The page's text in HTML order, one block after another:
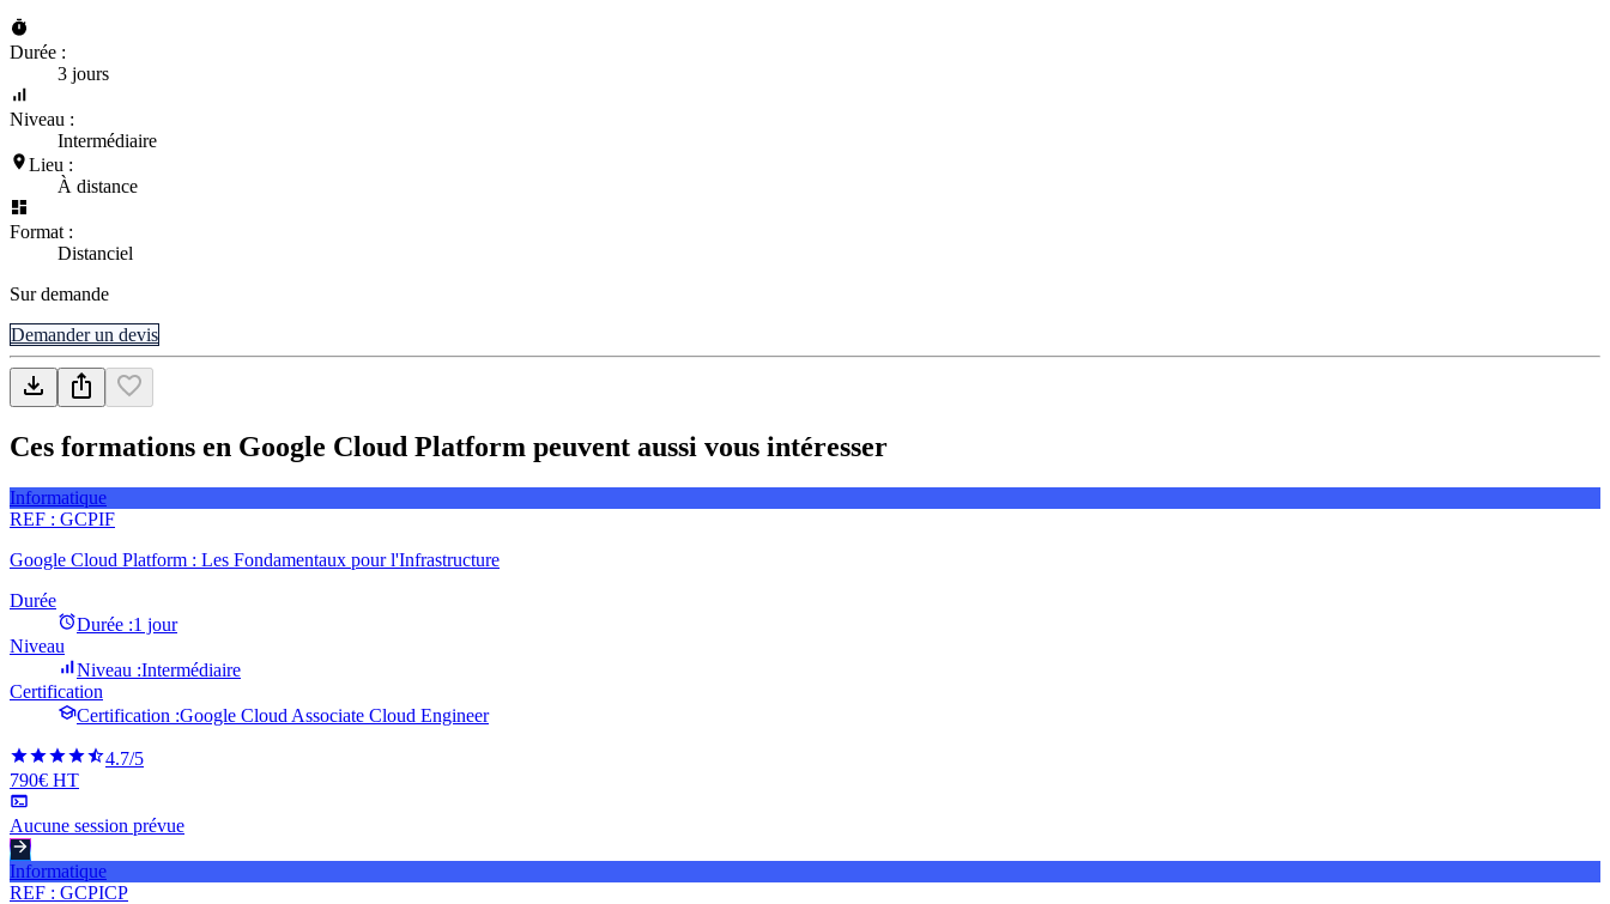
Durée :
3 jours
Niveau :
Intermédiaire
Lieu :
À distance
Format :
Distanciel
Sur demande
Demander un devis
Ces formations en Google Cloud Platform peuvent aussi vous intéresser
Informatique
REF : GCPIF
Google Cloud Platform : Les Fondamentaux pour l'Infrastructure
Durée
Durée :1 jour
Niveau
Niveau :Intermédiaire
Certification
Certification :Google Cloud Associate Cloud Engineer
4.7/5
790€ HT
Aucune session prévue
Informatique
REF : GCPICP